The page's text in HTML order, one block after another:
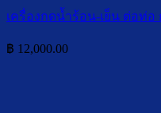
เครื่องกดน้ำร้อน-เย็น ต่อท่อ
฿ 12,000.00